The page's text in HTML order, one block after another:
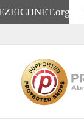
.org
Inhalt
springen